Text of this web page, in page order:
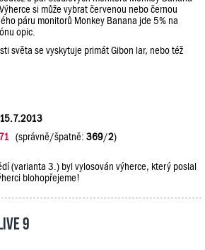
si může vybrat červenou nebo černou
páru monitorů Monkey Banana jde 5% na
opic.
světa se vyskytuje primát Gibon lar, nebo též
15.7.2013
(správně/špatně: 369/2)
(varianta 3.) byl vylosován výherce, který poslal
blohopřejeme!
9